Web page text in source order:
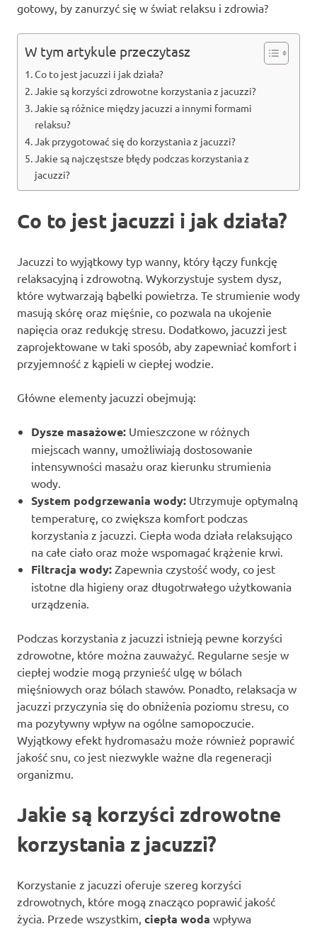
gotowy, by zanurzyć się w świat relaksu i zdrowia?
W tym artykule przeczytasz
Co to jest jacuzzi i jak działa?
Jakie są korzyści zdrowotne korzystania z jacuzzi?
Jakie są różnice między jacuzzi a innymi formami
relaksu?
Jak przygotować się do korzystania z jacuzzi?
Jakie są najczęstsze błędy podczas korzystania z
jacuzzi?
Co to jest jacuzzi i jak działa?
Jacuzzi to wyjątkowy typ wanny, który łączy funkcję
relaksacyjną i zdrowotną. Wykorzystuje system dysz,
które wytwarzają bąbelki powietrza. Te strumienie wody
masują skórę oraz mięśnie, co pozwala na ukojenie
napięcia oraz redukcję stresu. Dodatkowo, jacuzzi jest
zaprojektowane w taki sposób, aby zapewniać komfort i
przyjemność z kąpieli w ciepłej wodzie.
Główne elementy jacuzzi obejmują:
Dysze masażowe: Umieszczone w różnych
miejscach wanny, umożliwiają dostosowanie
intensywności masażu oraz kierunku strumienia
wody.
System podgrzewania wody: Utrzymuje optymalną
temperaturę, co zwiększa komfort podczas
korzystania z jacuzzi. Ciepła woda działa relaksująco
na całe ciało oraz może wspomagać krążenie krwi.
Filtracja wody: Zapewnia czystość wody, co jest
istotne dla higieny oraz długotrwałego użytkowania
urządzenia.
Podczas korzystania z jacuzzi istnieją pewne korzyści
zdrowotne, które można zauważyć. Regularne sesje w
ciepłej wodzie mogą przynieść ulgę w bólach
mięśniowych oraz bólach stawów. Ponadto, relaksacja w
jacuzzi przyczynia się do obniżenia poziomu stresu, co
ma pozytywny wpływ na ogólne samopoczucie.
Wyjątkowy efekt hydromasażu może również poprawić
jakość snu, co jest niezwykle ważne dla regeneracji
organizmu.
Jakie są korzyści zdrowotne
korzystania z jacuzzi?
Korzystanie z jacuzzi oferuje szereg korzyści
zdrowotnych, które mogą znacząco poprawić jakość
życia. Przede wszystkim, ciepła woda wpływa